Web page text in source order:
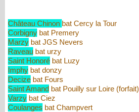
Château Chinon bat Cercy la Tour
Corbigny bat Premery
Marzy bat JGS Nevers
Raveau bat urzy
Saint Honoré bat Luzy
Imphy bat donzy
Decize bat Fours
Saint Amand bat Pouilly sur Loire (forfait)
Varzy bat Ciez
Coulanges bat Champvert